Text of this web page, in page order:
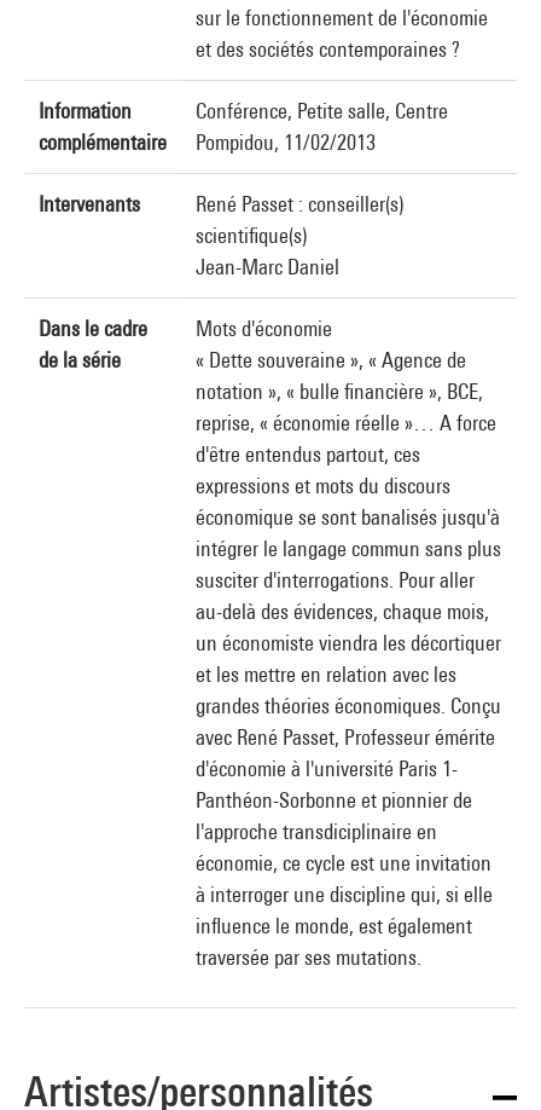
sur le fonctionnement de l'économie
et des sociétés contemporaines ?
Information
complémentaire
Conférence, Petite salle, Centre
Pompidou, 11/02/2013
Intervenants
René Passet : conseiller(s)
scientifique(s)
Jean-Marc Daniel
Dans le cadre
de la série
Mots d'économie
« Dette souveraine », « Agence de
notation », « bulle financière », BCE,
reprise, « économie réelle »… A force
d'être entendus partout, ces
expressions et mots du discours
économique se sont banalisés jusqu'à
intégrer le langage commun sans plus
susciter d'interrogations. Pour aller
au-delà des évidences, chaque mois,
un économiste viendra les décortiquer
et les mettre en relation avec les
grandes théories économiques. Conçu
avec René Passet, Professeur émérite
d'économie à l'université Paris 1-
Panthéon-Sorbonne et pionnier de
l'approche transdiciplinaire en
économie, ce cycle est une invitation
à interroger une discipline qui, si elle
influence le monde, est également
traversée par ses mutations.
Artistes/personnalités